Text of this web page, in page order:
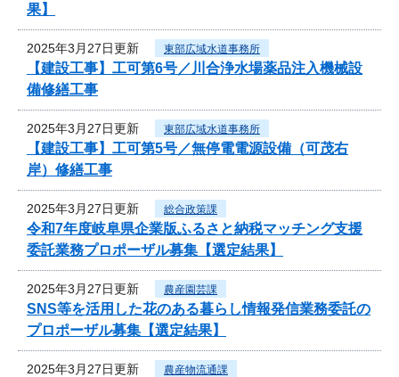
果】
2025年3月27日更新 東部広域水道事務所
【建設工事】工可第6号／川合浄水場薬品注入機械設
備修繕工事
2025年3月27日更新 東部広域水道事務所
【建設工事】工可第5号／無停電電源設備（可茂右
岸）修繕工事
2025年3月27日更新 総合政策課
令和7年度岐阜県企業版ふるさと納税マッチング支援
委託業務プロポーザル募集【選定結果】
2025年3月27日更新 農産園芸課
SNS等を活用した花のある暮らし情報発信業務委託の
プロポーザル募集【選定結果】
2025年3月27日更新 農産物流通課